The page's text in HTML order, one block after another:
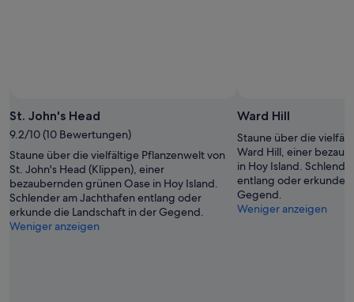
St. John's Head
9.2/10 (10 Bewertungen)
Staune über die vielfältige Pflanzenwelt von
St. John's Head (Klippen), einer
bezaubernden grünen Oase in Hoy Island.
Schlender am Jachthafen entlang oder
erkunde die Landschaft in der Gegend.
Weniger anzeigen
Ward Hill
Staune über die
Ward Hill, einer
in Hoy Island.
entlang oder erkunde
Gegend.
Weniger anzeigen